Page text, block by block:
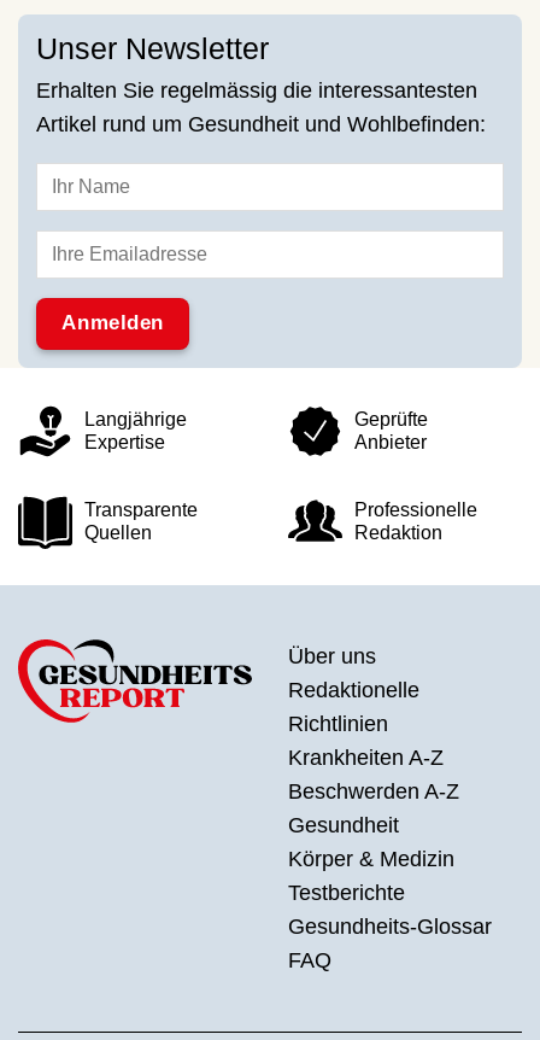
Unser Newsletter
Erhalten Sie regelmässig die interessantesten
Artikel rund um Gesundheit und Wohlbefinden:
Langjährige
Expertise
Geprüfte
Anbieter
Transparente
Quellen
Professionelle
Redaktion
Über uns
Redaktionelle
Richtlinien
Krankheiten A-Z
Beschwerden A-Z
Gesundheit
Körper & Medizin
Testberichte
Gesundheits-Glossar
FAQ